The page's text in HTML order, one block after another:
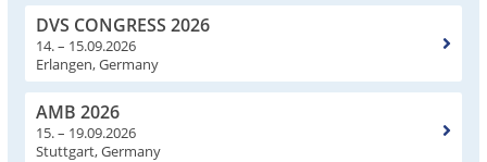
DVS CONGRESS 2026
14. – 15.09.2026
Erlangen, Germany
AMB 2026
15. – 19.09.2026
Stuttgart, Germany